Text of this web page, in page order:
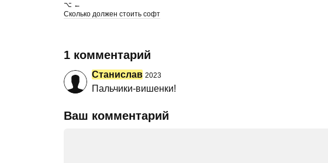
⌥ ←
Сколько должен стоить софт
1 комментарий
Станислав 2023
Пальчики-вишенки!
Ваш комментарий